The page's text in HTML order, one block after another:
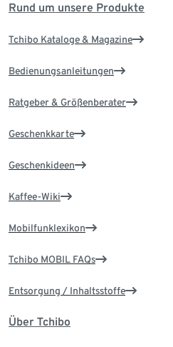
Rund um unsere Produkte
Tchibo Kataloge & Magazine
Bedienungsanleitungen
Ratgeber & Größenberater
Geschenkkarte
Geschenkideen
Kaffee-Wiki
Mobilfunklexikon
Tchibo MOBIL FAQs
Entsorgung / Inhaltsstoffe
Über Tchibo